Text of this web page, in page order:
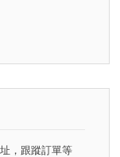
，跟蹤訂單等